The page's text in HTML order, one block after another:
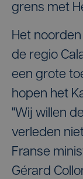
grens met
Het
de regio
een grote
hopen het
"Wij willen
verleden
Franse
Gérard